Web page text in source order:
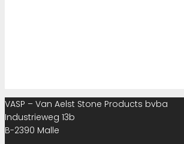
VASP – Van Aelst Stone Products bvba
Industrieweg 13b
B-2390 Malle